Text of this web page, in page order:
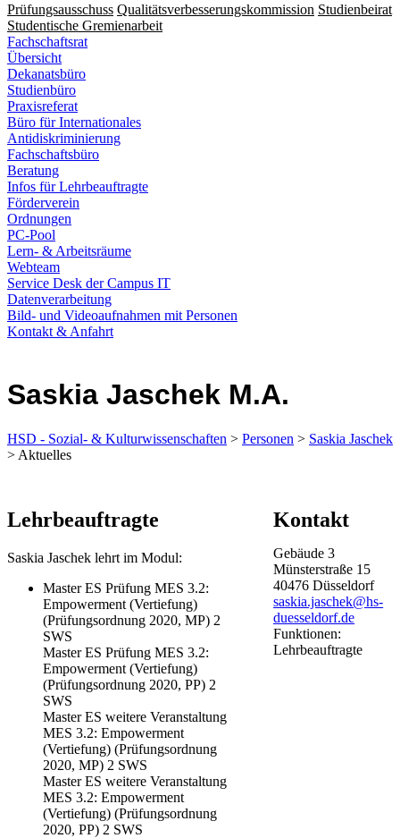
Prüfungsausschuss Qualitätsverbesserungskommission Studienbeirat
Studentische Gremienarbeit
Fachschaftsrat
Übersicht
Dekanatsbüro
Studienbüro
Praxisreferat
Büro für Internationales
Antidiskriminierung
Fachschaftsbüro
Beratung
Infos für Lehrbeauftragte
Förderverein
Ordnungen
PC-Pool
Lern- & Arbeitsräume
Webteam
Service Desk der Campus IT
Datenverarbeitung
Bild- und Videoaufnahmen mit Personen
Kontakt & Anfahrt
Saskia Jaschek M.A.
HSD - Sozial- & Kulturwissenschaften > Personen > Saskia Jaschek
> Aktuelles
​Lehrbeauftragte
Saskia Jaschek lehrt im Modul:
Master ES Prüfung MES 3.2:
Empowerment (Vertiefung)
(Prüfungsordnung 2020, MP) 2
SWS
Master ES Prüfung MES 3.2:
Empowerment (Vertiefung)
(Prüfungsordnung 2020, PP) 2
SWS
Master ES weitere Veranstaltung
MES 3.2: Empowerment
(Vertiefung) (Prüfungsordnung
2020, MP) 2 SWS
Master ES weitere Veranstaltung
MES 3.2: Empowerment
(Vertiefung) (Prüfungsordnung
2020, PP) 2 SWS
Kontakt
Gebäude3
Münsterstraße 15
40476Düsseldorf
saskia.jaschek@hs-
duesseldorf.de
Funktionen:
Lehrbeauftragte